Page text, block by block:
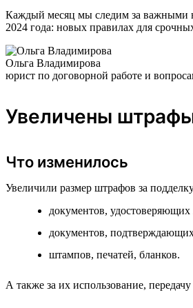
Каждый месяц мы следим за важными
2024 года: новых правилах для
Ольга Владимирова
юрист по договорной работе и
Увеличены
Что изменилось
Увеличили размер штрафов за
документов, удостоверяющих
документов,
штампов, печатей, бланков.
А также за их использование,